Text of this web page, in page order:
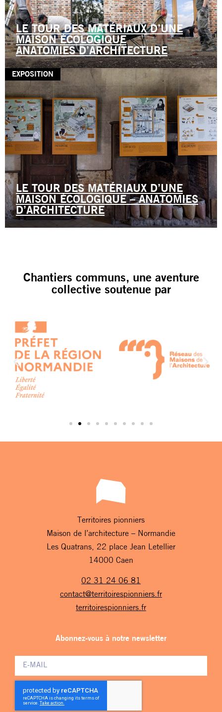
LE TOUR DES MATÉRIAUX D’UNE
MAISON ÉCOLOGIQUE
ANATOMIES D’ARCHITECTURE
EXPOSITION
LE TOUR DES MATÉRIAUX D’UNE
MAISON ÉCOLOGIQUE – ANATOMIES
D’ARCHITECTURE
Chantiers communs, une aventure
collective soutenue par
Territoires pionniers
Maison de l’architecture – Normandie
Les Quatrans, 22 place Jean Letellier
14000 Caen
02 31 24 06 81
contact@territoirespionniers.fr
territoirespionniers.fr
Abonnez-vous à notre newsletter